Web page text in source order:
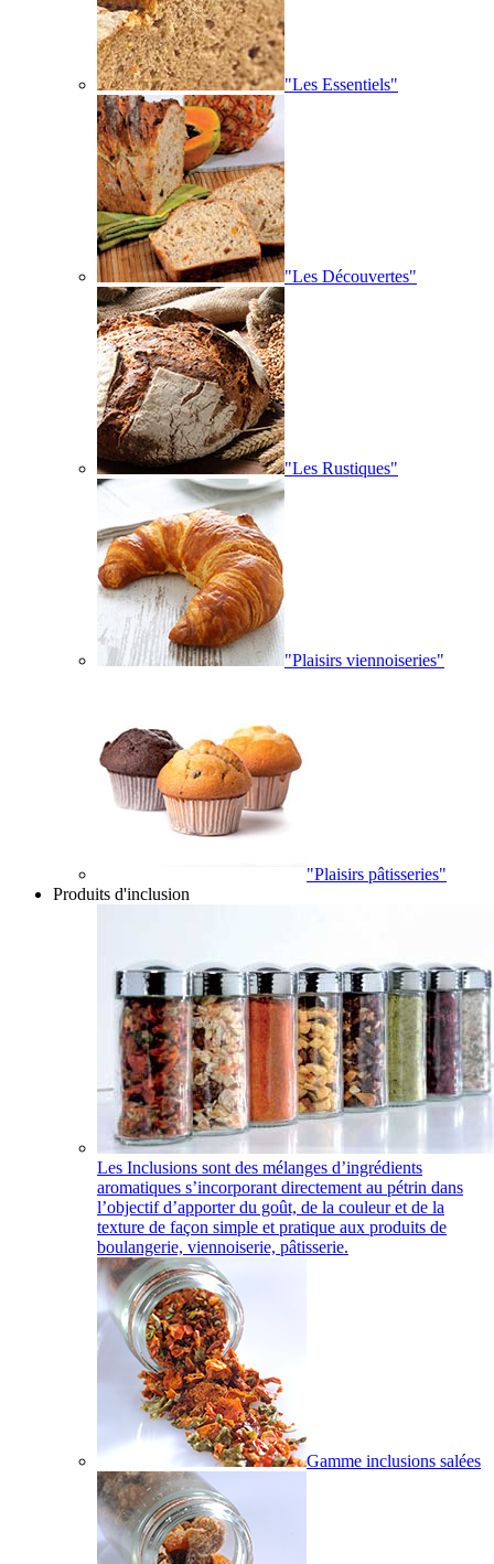
"Les Essentiels"
"Les Découvertes"
"Les Rustiques"
"Plaisirs viennoiseries"
"Plaisirs pâtisseries"
Produits d'inclusion
Les Inclusions sont des mélanges d’ingrédients
aromatiques s’incorporant directement au pétrin dans
l’objectif d’apporter du goût, de la couleur et de la
texture de façon simple et pratique aux produits de
boulangerie, viennoiserie, pâtisserie.
Gamme inclusions salées